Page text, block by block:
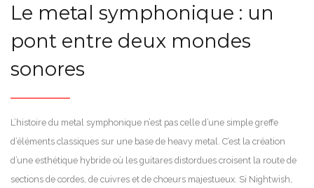
Le metal symphonique : un
pont entre deux mondes
sonores
L’histoire du metal symphonique n’est pas celle d’une simple greffe
d’éléments classiques sur une base de heavy metal. C’est la création
d’une esthétique hybride où les guitares distordues croisent la route de
sections de cordes, de cuivres et de chœurs majestueux. Si Nightwish,